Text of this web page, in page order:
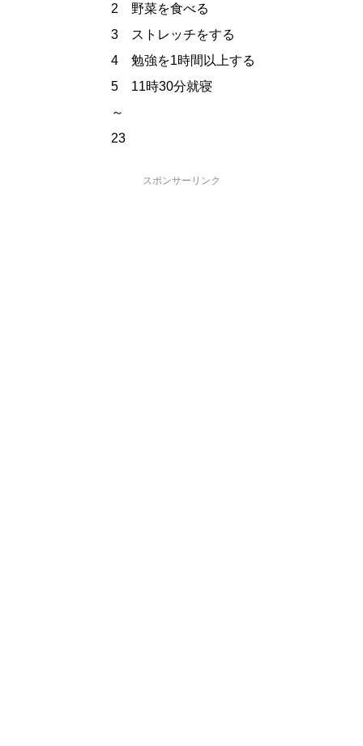
2 野菜を食べる
3 ストレッチをする
4 勉強を1時間以上する
5 11時30分就寝
～
23
スポンサーリンク